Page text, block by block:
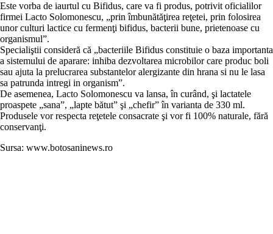
Este vorba de iaurtul cu Bifidus, care va fi produs, potrivit oficialilor
firmei Lacto Solomonescu, „prin îmbunătăţirea reţetei, prin folosirea
unor culturi lactice cu fermenţi bifidus, bacterii bune, prietenoase cu
organismul”.
Specialiştii consideră că „bacteriile Bifidus constituie o baza importanta
a sistemului de aparare: inhiba dezvoltarea microbilor care produc boli
sau ajuta la prelucrarea substantelor alergizante din hrana si nu le lasa
sa patrunda intregi in organism”.
De asemenea, Lacto Solomonescu va lansa, în curând, şi lactatele
proaspete „sana”, „lapte bătut” şi „chefir” în varianta de 330 ml.
Produsele vor respecta reţetele consacrate şi vor fi 100% naturale, fără
conservanţi.
Sursa: www.botosaninews.ro